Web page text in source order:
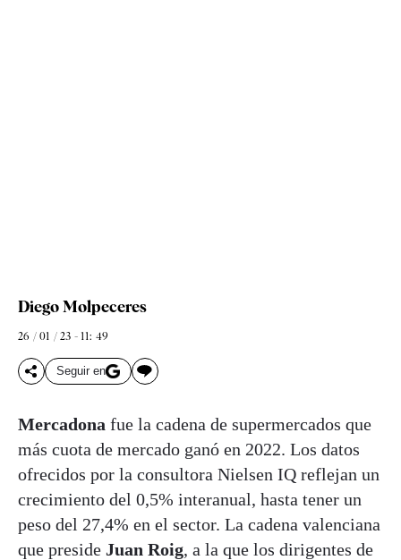
Diego Molpeceres
26 / 01 / 23 - 11: 49
Seguir en
Mercadona fue la cadena de supermercados que
más cuota de mercado ganó en 2022. Los datos
ofrecidos por la consultora Nielsen IQ reflejan un
crecimiento del 0,5% interanual, hasta tener un
peso del 27,4% en el sector. La cadena valenciana
que preside Juan Roig, a la que los dirigentes de